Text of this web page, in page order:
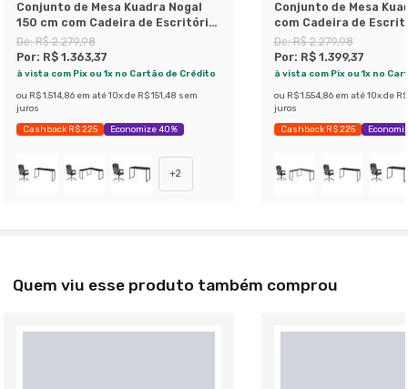
Conjunto de Mesa Kuadra Nogal
150 cm com Cadeira de Escritório
Presidente Giratória com Relax
Clark Preta e Dourada
De:R$ 2.279,98
Por: R$ 1.363,37
à vista com Pix ou 1x no Cartão de Crédito
ou R$ 1.514,86 em até 10x de R$ 151,48 sem
juros
Cashback R$ 225 Economize 40%
+2
Conjunto de Mesa
com Cadeira de
Presidente Giratória
Clark Preta e Dourada
De:R$ 2.279,98
Por: R$ 1.399,37
à vista com Pix ou 1x no
ou R$ 1.554,86 em até 10x de
juros
Cashback R$ 225
Quem viu esse produto também comprou